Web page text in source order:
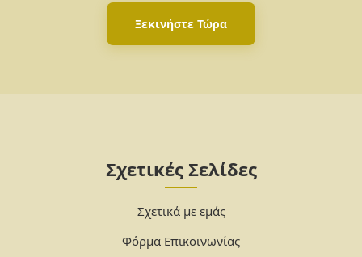
Ξεκινήστε Τώρα
Σχετικές Σελίδες
Σχετικά με εμάς
Φόρμα Επικοινωνίας